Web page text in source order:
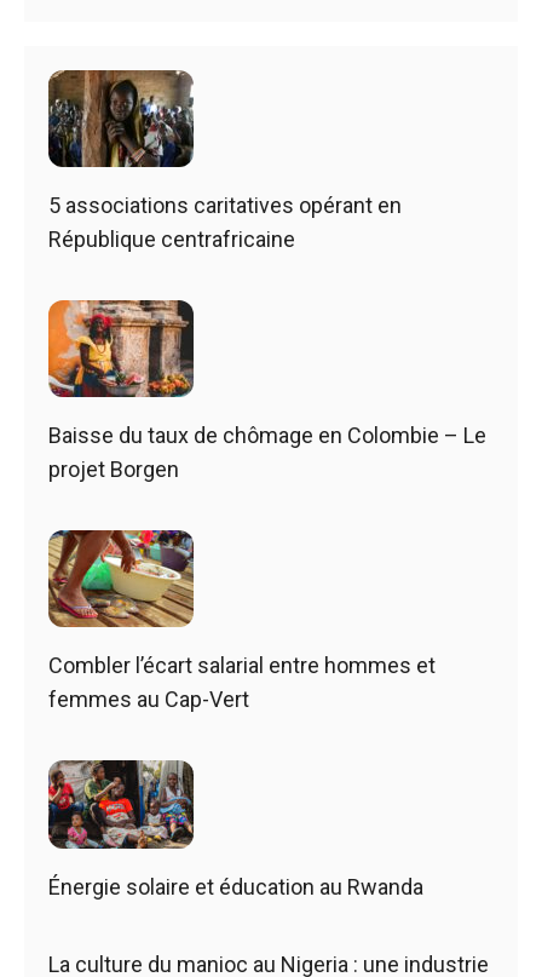
5 associations caritatives opérant en
République centrafricaine
Baisse du taux de chômage en Colombie – Le
projet Borgen
Combler l’écart salarial entre hommes et
femmes au Cap-Vert
Énergie solaire et éducation au Rwanda
La culture du manioc au Nigeria : une industrie